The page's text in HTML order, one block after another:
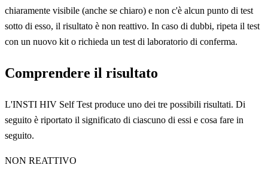
chiaramente visibile (anche se chiaro) e non c'è alcun punto di test
sotto di esso, il risultato è non reattivo. In caso di dubbi, ripeta il test
con un nuovo kit o richieda un test di laboratorio di conferma.
Comprendere il risultato
L'INSTI HIV Self Test produce uno dei tre possibili risultati. Di
seguito è riportato il significato di ciascuno di essi e cosa fare in
seguito.
NON REATTIVO